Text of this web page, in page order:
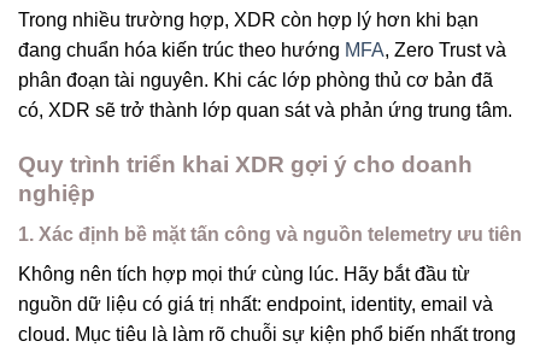
Trong nhiều trường hợp, XDR còn hợp lý hơn khi bạn
đang chuẩn hóa kiến trúc theo hướng MFA, Zero Trust và
phân đoạn tài nguyên. Khi các lớp phòng thủ cơ bản đã
có, XDR sẽ trở thành lớp quan sát và phản ứng trung tâm.
Quy trình triển khai XDR gợi ý cho doanh
nghiệp
1. Xác định bề mặt tấn công và nguồn telemetry ưu tiên
Không nên tích hợp mọi thứ cùng lúc. Hãy bắt đầu từ
nguồn dữ liệu có giá trị nhất: endpoint, identity, email và
cloud. Mục tiêu là làm rõ chuỗi sự kiện phổ biến nhất trong